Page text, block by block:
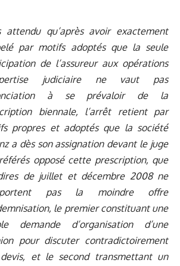
attendu qu’après avoir exactement
par motifs adoptés que la seule
de l’assureur aux opérations
judiciaire ne vaut pas
à se prévaloir de la
biennale, l’arrêt retient par
propres et adoptés que la société
a dès son assignation devant le juge
opposé cette prescription, que
de juillet et décembre 2008 ne
pas la moindre offre
le premier constituant une
demande d’organisation d’une
pour discuter contradictoirement
et le second transmettant un